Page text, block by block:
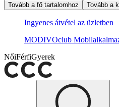
Tovább a fő tartalomhoz
Tovább a
Ingyenes átvétel az üzletben
MODIVOclub
NőiFérfiGyerek